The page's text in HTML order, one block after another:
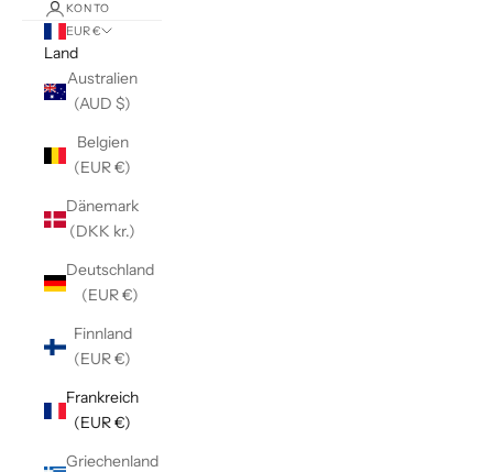
KONTO
EUR €
Land
Australien
(AUD $)
Belgien
(EUR €)
Dänemark
(DKK kr.)
Deutschland
(EUR €)
Finnland
(EUR €)
Frankreich
(EUR €)
Griechenland